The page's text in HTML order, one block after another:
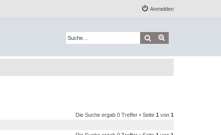
Anmelden
Suche
Die Suche ergab 0 Treffer • Seite 1 von 1